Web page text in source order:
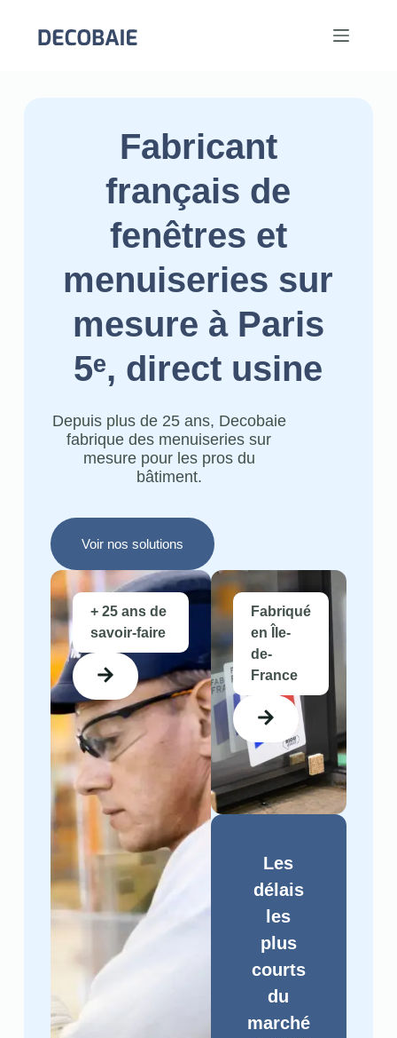
Fabricant
français de
fenêtres et
menuiseries sur
mesure à Paris
5ᵉ, direct usine
Depuis plus de 25 ans, Decobaie
fabrique des menuiseries sur
mesure pour les pros du
bâtiment.
Voir nos solutions
+ 25 ans de
savoir-faire
Fabriqué
en Île-
de-
France
Les
délais
les
plus
courts
du
marché